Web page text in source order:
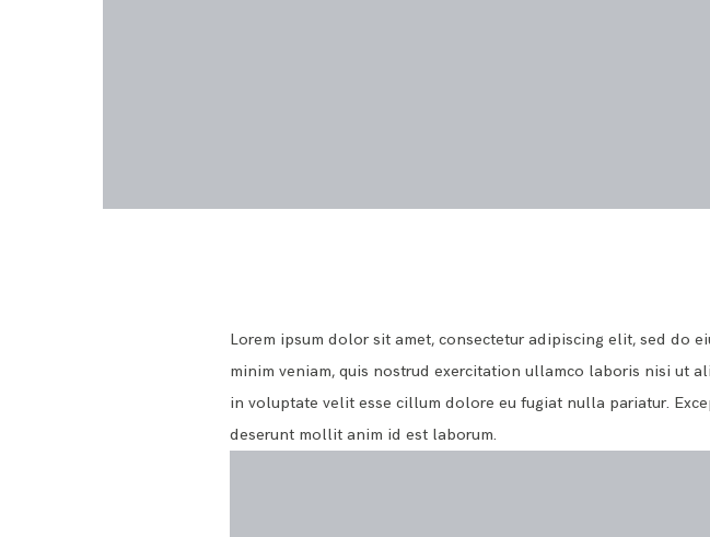
Lorem ipsum dolor sit amet, consectetur adipiscing elit, sed do
minim veniam, quis nostrud exercitation ullamco laboris nisi ut
in voluptate velit esse cillum dolore eu fugiat nulla pariatur.
deserunt mollit anim id est laborum.